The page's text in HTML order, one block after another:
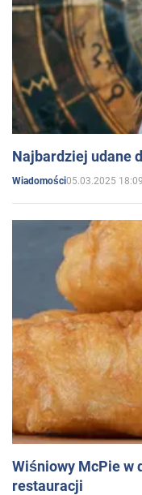
Najbardziej udane
Wiadomości05.03.2025 18:09
Wiśniowy McPie w
restauracji